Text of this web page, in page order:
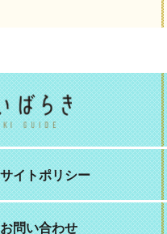
サイトポリシー
お問い合わせ